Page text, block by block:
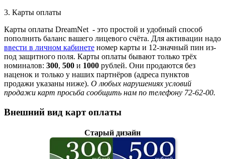
3. Карты оплаты
Карты оплаты DreamNet - это простой и удобный способ
пополнить баланс вашего лицевого счёта. Для активации надо
ввести в личном кабинете номер карты и 12-значный пин из-
под защитного поля. Карты оплаты бывают только трёх
номиналов: 300, 500 и 1000 рублей. Они продаются без
наценок и только у наших партнёров (адреса пунктов
продажи указаны ниже). О любых нарушениях условий
продажи карт просьба сообщить нам по телефону 72-62-00.
Внешний вид карт оплаты
Старый дизайн